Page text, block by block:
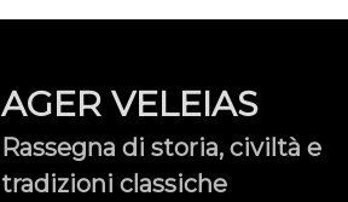
AGER VELEIAS
Rassegna di storia, civiltà e
tradizioni classiche